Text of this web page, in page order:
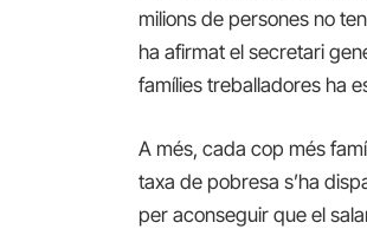
milions de persones no
ha afirmat el secretari
famílies treballadores ha
A més, cada cop més
taxa de pobresa s’ha
per aconseguir que el